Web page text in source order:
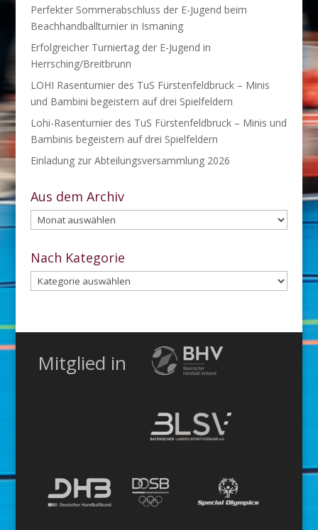
Perfekter Sommerabschluss der E-Jugend beim
Beachhandballturnier in Ismaning
Erfolgreicher Turniertag der E-Jugend in
Herrsching/Breitbrunn
LOHI Rasenturnier des TuS Fürstenfeldbruck – Minis
und Bambini begeistern auf drei Spielfeldern
Lohi-Rasenturnier des TuS Fürstenfeldbruck – Minis und
Bambinis begeistern auf drei Spielfeldern
Einladung zur Abteilungsversammlung 2026
Aus dem Archiv
Aus
dem
Archiv
Nach Kategorie
Nach
Kategorie
Mitglied in